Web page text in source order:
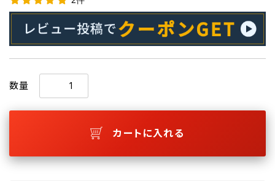
数量
カートに入れる